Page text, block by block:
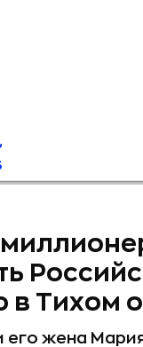
в Тихом
его жена